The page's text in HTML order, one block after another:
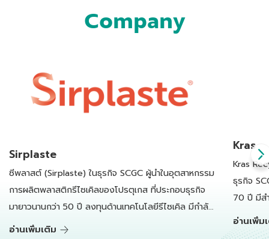
Company
Sirplaste
ซีพลาสต์ (Sirplaste) ในธุรกิจ SCGC ผู้นำในอุตสาหกรรม
การผลิตพลาสติกรีไซเคิลของโปรตุเกส ที่ประกอบธุรกิจ
มายาวนานกว่า 50 ปี ลงทุนด้านเทคโนโลยีรีไซเคิล มีกำลัง
การผลิตเม็ดพลาสติกรีไซเคิลคุณภาพสูงทั้งหมดกว่า
อ่านเพิ่มเติม
Kras
Kras
ธุรกิจ
70 ปี มีส
เนเธอร์
แปรรูป
อ่านเพิ่ม